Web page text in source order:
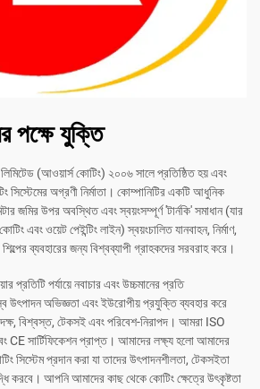
পক্ষে যুক্তি
(আওয়ার্স কোটিং) ২০০৬ সালে প্রতিষ্ঠিত হয় এবং
সিস্টেমের অগ্রণী নির্মাতা। কোম্পানিটির একটি আধুনিক
জমির উপর অবস্থিত এবং স্বয়ংসম্পূর্ণ 'টার্নকি' সমাধান (যার
এবং ওয়েট পেইন্টিং লাইন) স্বয়ংচালিত যানবাহন, নির্মাণ,
শিল্পের ব্যবহারের জন্য বিশ্বব্যাপী গ্রাহকদের সরবরাহ করে।
প্রতিটি পর্যায়ে নবাচার এবং উচ্চমানের প্রতি
উৎপাদন অভিজ্ঞতা এবং ইউরোপীয় প্রযুক্তি ব্যবহার করে
বিশ্বস্ত, টেকসই এবং পরিবেশ-নিরাপদ। আমরা ISO
সার্টিফিকেশন প্রাপ্ত। আমাদের লক্ষ্য হলো আমাদের
সিস্টেম প্রদান করা যা তাদের উৎপাদনশীলতা, টেকসইতা
করবে। আপনি আমাদের কাছ থেকে কোটিং ক্ষেত্রে উৎকৃষ্টতা